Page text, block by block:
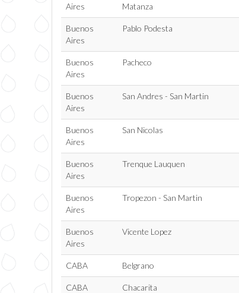
Aires
Matanza
Buenos
Aires
Pablo Podesta
Buenos
Aires
Pacheco
Buenos
Aires
San Andres - San Martin
Buenos
Aires
San Nicolas
Buenos
Aires
Trenque Lauquen
Buenos
Aires
Tropezon - San Martin
Buenos
Aires
Vicente Lopez
CABA Belgrano
CABA Chacarita